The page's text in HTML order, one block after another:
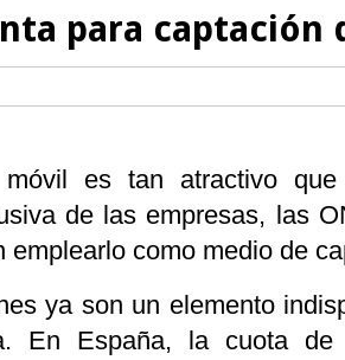
para captación
móvil es tan atractivo
de las empresas, las
emplearlo como medio de
ya son un elemento
En España, la cuota de